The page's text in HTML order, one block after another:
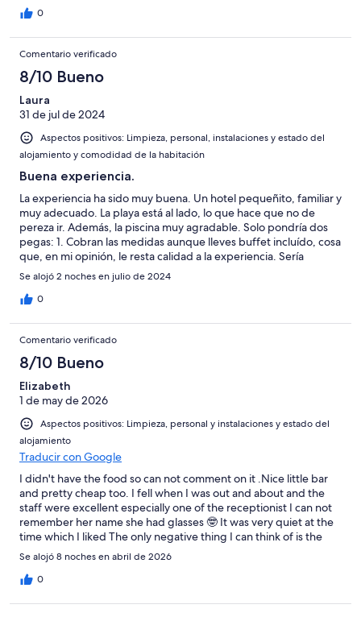
0
Comentario verificado
8/10 Bueno
Laura
31 de jul de 2024
Aspectos positivos: Limpieza, personal, instalaciones y estado del
alojamiento y comodidad de la habitación
Buena experiencia.
La experiencia ha sido muy buena. Un hotel pequeñito, familiar y
muy adecuado. La playa está al lado, lo que hace que no de
pereza ir. Además, la piscina muy agradable. Solo pondría dos
pegas: 1. Cobran las medidas aunque lleves buffet incluído, cosa
que, en mi opinión, le resta calidad a la experiencia. Sería
preferible que subieran un poco el precio de la estancia; 2. La
habitación olía a tabaco. Entiendo que fue por los anteriores
huéspedes, pero considero que hubiese sido adecuado ventilar
habitación, así que creo que podría haber sido posible). Por
todo lo demás, repetiría sin dudarlo. Además, para ir al centro
de la ciudad 5 minutos en taxi.
Se alojó 2 noches en julio de 2024
0
Comentario verificado
8/10 Bueno
Elizabeth
1 de may de 2026
Aspectos positivos: Limpieza, personal y instalaciones y estado del
alojamiento
Traducir con Google
I didn't have the food so can not comment on it .Nice little bar
and pretty cheap too. I fell when I was out and about and the
staff were excellent especially one of the receptionist I can not
remember her name she had glasses 🤓 It was very quiet at the
time which I liked The only negative thing I can think of is the
bed was quite hard
Se alojó 8 noches en abril de 2026
0